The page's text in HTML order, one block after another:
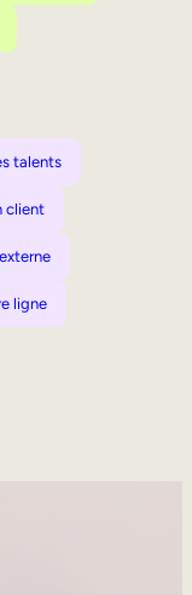
talents
client
ligne